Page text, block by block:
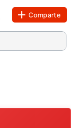
Comparte